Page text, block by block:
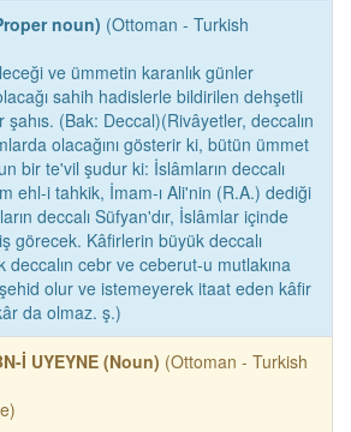
noun) (Ottoman - Turkish
ve ümmetin karanlık günler
sahih hadislerle bildirilen dehşetli
şahıs. (Bak: Deccal)(Rivâyetler, deccalın
olacağını gösterir ki, bütün ümmet
bir te'vil şudur ki: İslâmların deccalı
ehl-i tahkik, İmam-ı Ali'nin (R.A.) dediği
deccalı Süfyan'dır, İslâmlar içinde
görecek. Kâfirlerin büyük deccalı
deccalın cebr ve ceberut-u mutlakına
olur ve istemeyerek itaat eden kâfir
da olmaz. ş.)
İ UYEYNE (Noun) (Ottoman - Turkish